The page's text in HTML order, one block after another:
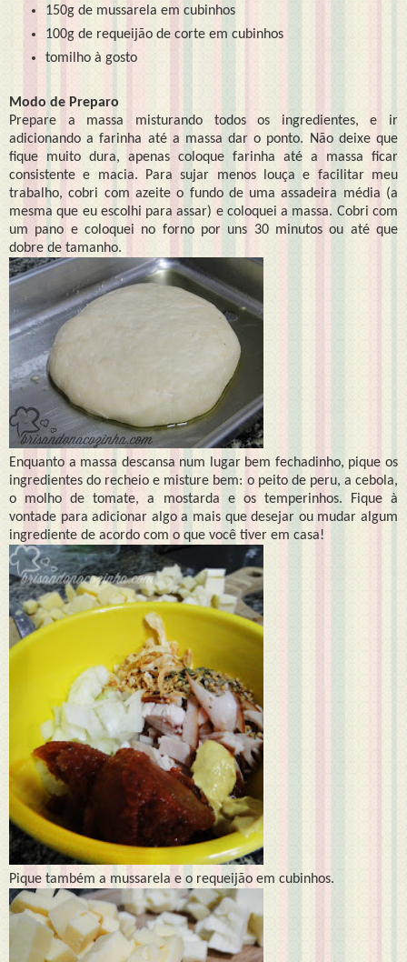
150g de mussarela em cubinhos
100g de requeijão de corte em cubinhos
tomilho à gosto
Modo de Preparo
Prepare a massa misturando todos os ingredientes, e ir
adicionando a farinha até a massa dar o ponto. Não deixe que
fique muito dura, apenas coloque farinha até a massa ficar
consistente e macia. Para sujar menos louça e facilitar meu
trabalho, cobri com azeite o fundo de uma assadeira média (a
mesma que eu escolhi para assar) e coloquei a massa. Cobri com
um pano e coloquei no forno por uns 30 minutos ou até que
dobre de tamanho.
Enquanto a massa descansa num lugar bem fechadinho, pique os
ingredientes do recheio e misture bem: o peito de peru, a cebola,
o molho de tomate, a mostarda e os temperinhos. Fique à
vontade para adicionar algo a mais que desejar ou mudar algum
ingrediente de acordo com o que você tiver em casa!
Pique também a mussarela e o requeijão em cubinhos.